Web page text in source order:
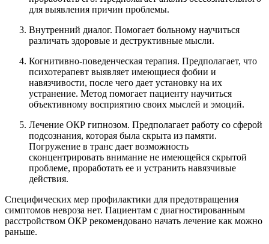
для выявления причин проблемы.
Внутренний диалог. Помогает больному научиться
различать здоровые и деструктивные мысли.
Когнитивно-поведенческая терапия. Предполагает, что
психотерапевт выявляет имеющиеся фобии и
навязчивости, после чего дает установку на их
устранение. Метод помогает пациенту научиться
объективному восприятию своих мыслей и эмоций.
Лечение ОКР гипнозом. Предполагает работу со сферой
подсознания, которая была скрыта из памяти.
Погружение в транс дает возможность
сконцентрировать внимание не имеющейся скрытой
проблеме, проработать ее и устранить навязчивые
действия.
Специфических мер профилактики для предотвращения
симптомов невроза нет. Пациентам с диагностированным
расстройством ОКР рекомендовано начать лечение как можно
раньше.